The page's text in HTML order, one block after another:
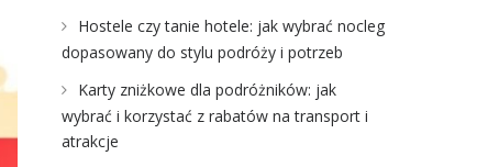
Hostele czy tanie hotele: jak wybrać nocleg
dopasowany do stylu podróży i potrzeb
Karty zniżkowe dla podróżników: jak
wybrać i korzystać z rabatów na transport i
atrakcje